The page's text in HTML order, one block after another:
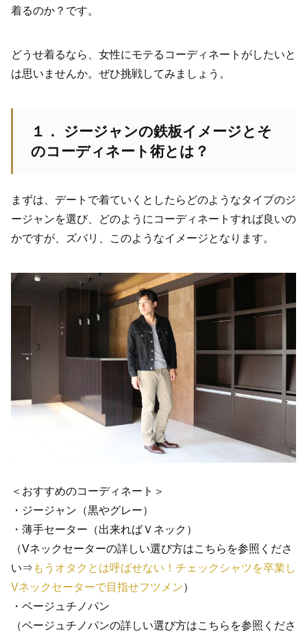
着るのか？です。
どうせ着るなら、女性にモテるコーディネートがしたいと
は思いませんか。ぜひ挑戦してみましょう。
１． ジージャンの鉄板イメージとそ
のコーディネート術とは？
まずは、デートで着ていくとしたらどのようなタイプのジ
ージャンを選び、どのようにコーディネートすれば良いの
かですが、ズバリ、このようなイメージとなります。
＜おすすめのコーディネート＞
・ジージャン（黒やグレー）
・薄手セーター（出来ればＶネック）
（Vネックセーターの詳しい選び方はこちらを参照くださ
い⇒ もうオタクとは呼ばせない！チェックシャツを卒業し
Vネックセーターで目指せフツメン）
・ベージュチノパン
（ベージュチノパンの詳しい選び方はこちらを参照くださ